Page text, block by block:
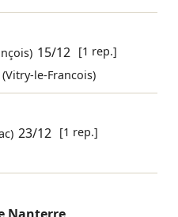
15/12 [1 rep.]
(Vitry-le-Francois)
23/12 [1 rep.]